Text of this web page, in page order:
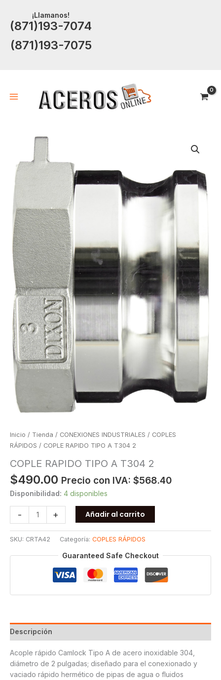
contenido
¡Llamanos!
(871)193-7074
(871)193-7075
Inicio / Tienda / CONEXIONES INDUSTRIALES / COPLES
RÁPIDOS / COPLE RAPIDO TIPO A T304 2
COPLE RAPIDO TIPO A T304 2
$490.00 Precio con IVA: $568.40
Disponibilidad: 4 disponibles
-
RAPIDO
TIPO
A
T304
+ Añadir al carrito
SKU: CRTA42 Categoría: COPLES RÁPIDOS
Guaranteed Safe Checkout
Descripción
Acople rápido Camlock Tipo A de acero inoxidable 304,
diámetro de 2 pulgadas; diseñado para el conexionado y
vaciado rápido hermético de pipas de agua o fluidos